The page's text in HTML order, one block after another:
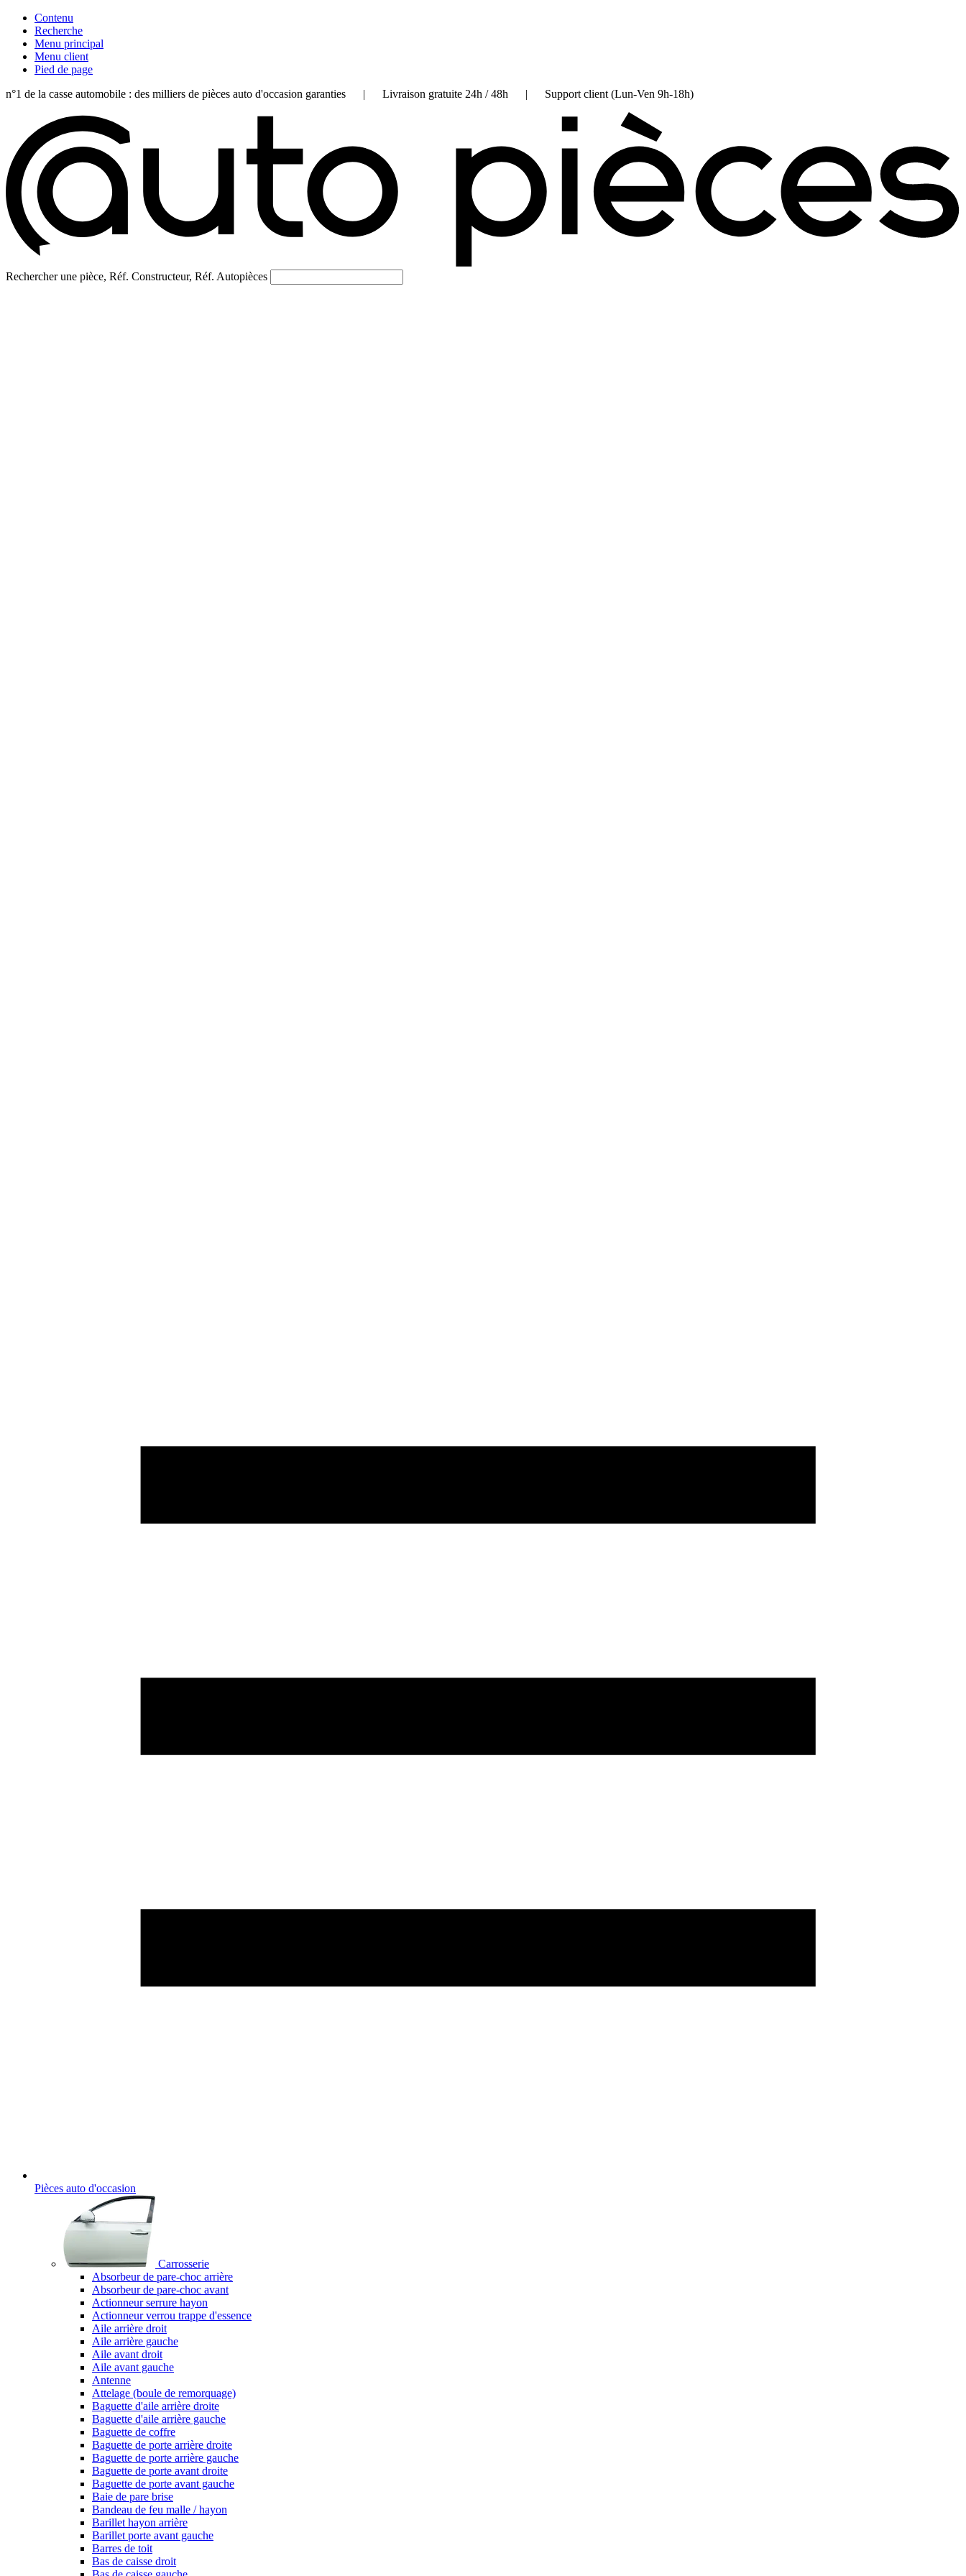
Contenu
Recherche
Menu principal
Menu client
Pied de page
n°1 de la casse automobile : des milliers de pièces auto d'occasion garanties | Livraison gratuite 24h / 48h | Support client (Lun-Ven 9h-18h)
Rechercher une pièce, Réf. Constructeur, Réf. Autopièces
Pièces auto d'occasion
Carrosserie
Absorbeur de pare-choc arrière
Absorbeur de pare-choc avant
Actionneur serrure hayon
Actionneur verrou trappe d'essence
Aile arrière droit
Aile arrière gauche
Aile avant droit
Aile avant gauche
Antenne
Attelage (boule de remorquage)
Baguette d'aile arrière droite
Baguette d'aile arrière gauche
Baguette de coffre
Baguette de porte arrière droite
Baguette de porte arrière gauche
Baguette de porte avant droite
Baguette de porte avant gauche
Baie de pare brise
Bandeau de feu malle / hayon
Barillet hayon arrière
Barillet porte avant gauche
Barres de toit
Bas de caisse droit